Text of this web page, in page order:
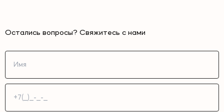
Остались вопросы? Свяжитесь с нами